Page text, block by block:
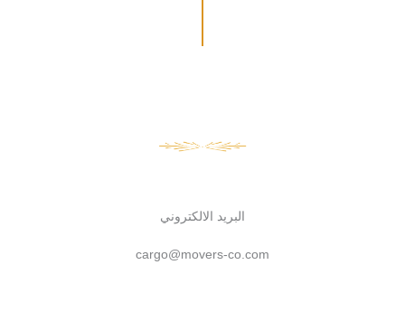
البريد الالكتروني
cargo@movers-co.com